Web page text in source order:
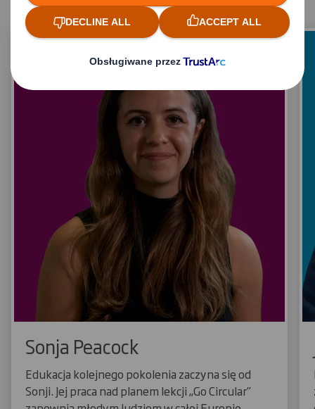
Sonja Peacock
Edukacja kolejnego pokolenia zaczyna się od
Sonji. Jej praca nad planem lekcji „Go Circular”